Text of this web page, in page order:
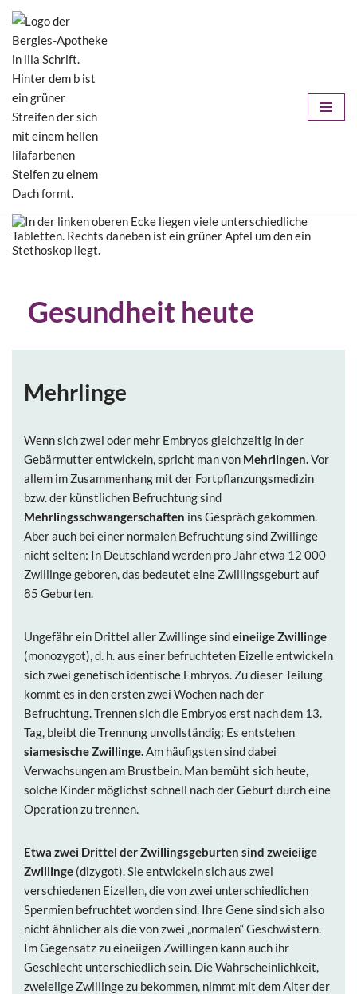
Zum
Inhalt
springen
Gesundheit heute
Mehrlinge
Wenn sich zwei oder mehr Embryos gleichzeitig in der
Gebärmutter entwickeln, spricht man von Mehrlingen.Vor
allem im Zusammenhang mit der Fortpflanzungsmedizin
bzw. der künstlichen Befruchtung sind
Mehrlingsschwangerschaften ins Gespräch gekommen.
Aber auch bei einer normalen Befruchtung sind Zwillinge
nicht selten: In Deutschland werden pro Jahr etwa 12 000
Zwillinge geboren, das bedeutet eine Zwillingsgeburt auf
85 Geburten.
Ungefähr ein Drittel aller Zwillinge sindeineiige Zwillinge
(monozygot), d. h. aus einer befruchteten Eizelle entwickeln
sich zwei genetisch identische Embryos. Zu dieser Teilung
kommt es in den ersten zwei Wochen nach der
Befruchtung. Trennen sich die Embryos erst nach dem 13.
Tag, bleibt die Trennung unvollständig: Es entstehen
siamesische Zwillinge.Am häufigsten sind dabei
Verwachsungen am Brustbein. Man bemüht sich heute,
solche Kinder möglichst schnell nach der Geburt durch eine
Operation zu trennen.
Etwa zwei Drittel der Zwillingsgeburten sind zweieiige
Zwillinge (dizygot). Sie entwickeln sich aus zwei
verschiedenen Eizellen, die von zwei unterschiedlichen
Spermien befruchtet worden sind. Ihre Gene sind sich also
nicht ähnlicher als die von zwei „normalen“ Geschwistern.
Im Gegensatz zu eineiigen Zwillingen kann auch ihr
Geschlecht unterschiedlich sein. Die Wahrscheinlichkeit,
zweieiige Zwillinge zu bekommen, nimmt mit dem Alter der